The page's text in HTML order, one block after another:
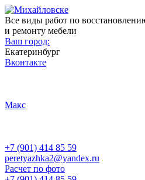
Все виды работ по
и ремонту мебели
Ваш город:
Екатеринбург
Вконтакте
Макс
+7 (901) 414 85 59
peretyazhka2@yandex.ru
Расчет по фото